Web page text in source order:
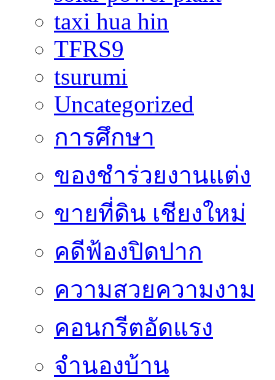
taxi hua hin
TFRS9
tsurumi
Uncategorized
การศึกษา
ของชำร่วยงานแต่ง
ขายที่ดิน เชียงใหม่
คดีฟ้องปิดปาก
ความสวยความงาม
คอนกรีตอัดแรง
จำนองบ้าน